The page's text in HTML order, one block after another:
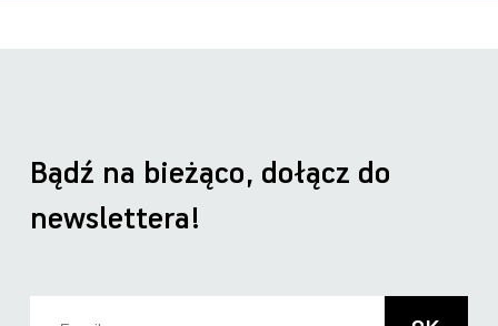
Bądź na bieżąco, dołącz do
newslettera!